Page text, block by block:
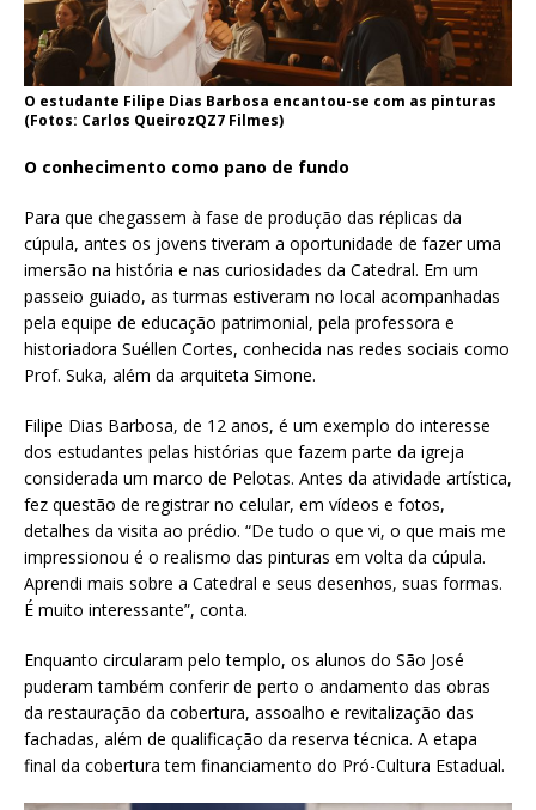
O estudante Filipe Dias Barbosa encantou-se com as pinturas
(Fotos: Carlos QueirozQZ7 Filmes)
O conhecimento como pano de fundo
Para que chegassem à fase de produção das réplicas da
cúpula, antes os jovens tiveram a oportunidade de fazer uma
imersão na história e nas curiosidades da Catedral. Em um
passeio guiado, as turmas estiveram no local acompanhadas
pela equipe de educação patrimonial, pela professora e
historiadora Suéllen Cortes, conhecida nas redes sociais como
Prof. Suka, além da arquiteta Simone.
Filipe Dias Barbosa, de 12 anos, é um exemplo do interesse
dos estudantes pelas histórias que fazem parte da igreja
considerada um marco de Pelotas. Antes da atividade artística,
fez questão de registrar no celular, em vídeos e fotos,
detalhes da visita ao prédio. “De tudo o que vi, o que mais me
impressionou é o realismo das pinturas em volta da cúpula.
Aprendi mais sobre a Catedral e seus desenhos, suas formas.
É muito interessante”, conta.
Enquanto circularam pelo templo, os alunos do São José
puderam também conferir de perto o andamento das obras
da restauração da cobertura, assoalho e revitalização das
fachadas, além de qualificação da reserva técnica. A etapa
final da cobertura tem financiamento do Pró-Cultura Estadual.